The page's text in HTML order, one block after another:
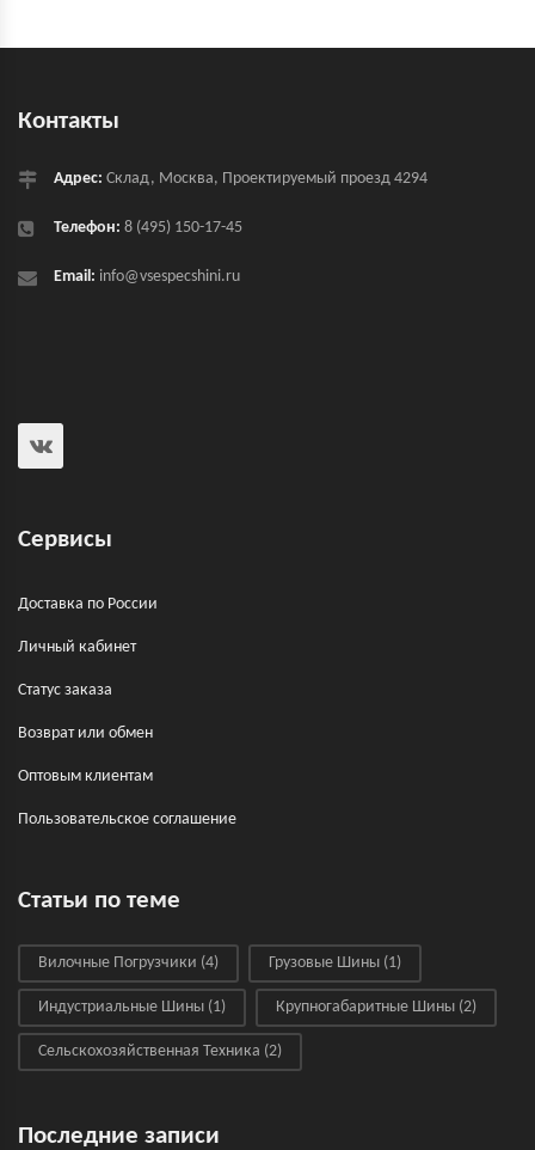
Контакты
Адрес: Склад, Москва, Проектируемый проезд 4294
Телефон: 8 (495) 150-17-45
Email: info@vsespecshini.ru
Сервисы
Доставка по России
Личный кабинет
Статус заказа
Возврат или обмен
Оптовым клиентам
Пользовательское соглашение
Статьи по теме
Вилочные Погрузчики (4) Грузовые Шины (1)
Индустриальные Шины (1) Крупногабаритные Шины (2)
Сельскохозяйственная Техника (2)
Последние записи